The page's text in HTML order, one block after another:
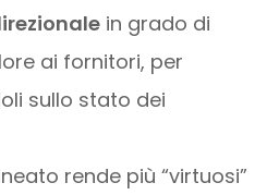
in grado di
ai fornitori, per
sullo stato dei
rende più “virtuosi”